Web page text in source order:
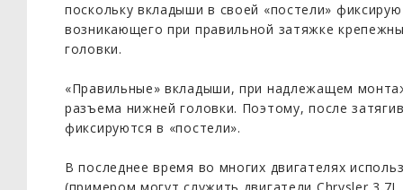
поскольку вкладыши в своей «постели»
возникающего при правильной затяжке
головки.
«Правильные» вкладыши, при надлежащем
разъема нижней головки. Поэтому, после
фиксируются в «постели».
В последнее время во многих двигателях